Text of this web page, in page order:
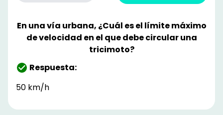
En una vía urbana, ¿Cuál es el límite máximo
de velocidad en el que debe circular una
tricimoto?
Respuesta:
50 km/h